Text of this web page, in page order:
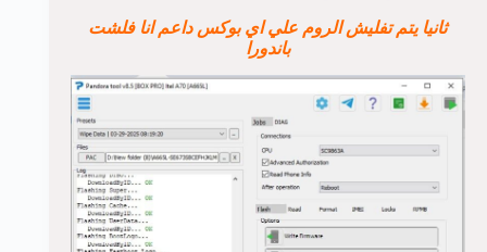
ثانيا يتم تفليش الروم علي اي بوكس داعم انا فلشت
باندورا